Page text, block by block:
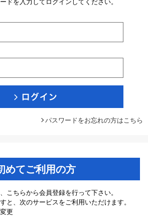
ドを入力してログインしてください。
パスワードをお忘れの方はこちら
めてご利用の方
こちらから会員登録を行って下さい。
と、次のサービスをご利用いただけます。
更